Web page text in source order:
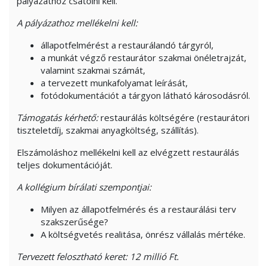
A pályázathoz mellékelni kell:
állapotfelmérést a restaurálandó tárgyról,
a munkát végző restaurátor szakmai önéletrajzát,
valamint szakmai számát,
a tervezett munkafolyamat leírását,
fotódokumentációt a tárgyon látható károsodásról.
Támogatás kérhető:restaurálás költségére (restaurátori
tiszteletdíj, szakmai anyagköltség, szállítás).
Elszámoláshoz mellékelni kell az elvégzett restaurálás
teljes dokumentációját.
A kollégium bírálati szempontjai:
Milyen az állapotfelmérés és a restaurálási terv
szakszerűsége?
A költségvetés realitása, önrész vállalás mértéke.
Tervezett felosztható keret: 12 millió Ft.